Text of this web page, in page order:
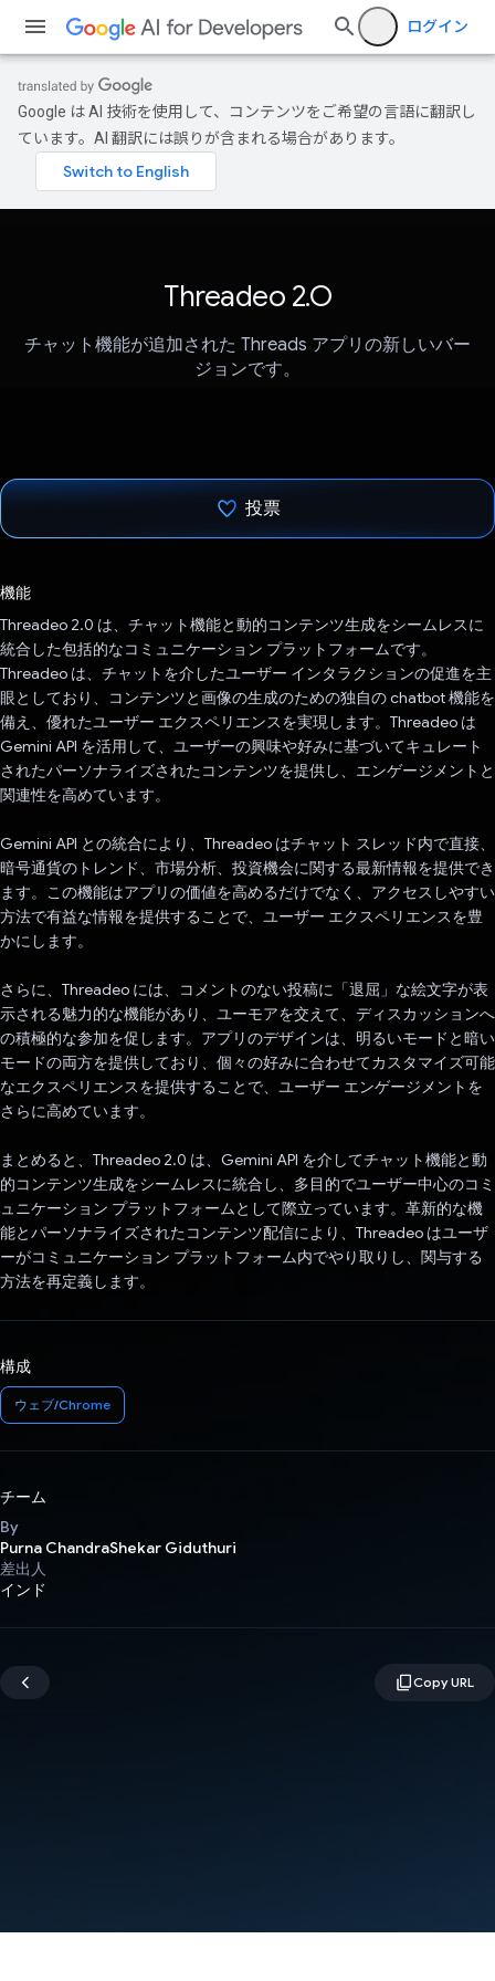
ログイン
Google は AI 技術を使用して、コンテンツをご希望の言語に翻訳し
ています。AI 翻訳には誤りが含まれる場合があります。
Threadeo 2.O
チャット機能が追加された Threads アプリの新しいバー
ジョンです。
投票
機能
Threadeo 2.0 は、チャット機能と動的コンテンツ生成をシームレスに
統合した包括的なコミュニケーション プラットフォームです。
Threadeo は、チャットを介したユーザー インタラクションの促進を主
眼としており、コンテンツと画像の生成のための独自の chatbot 機能を
備え、優れたユーザー エクスペリエンスを実現します。Threadeo は
Gemini API を活用して、ユーザーの興味や好みに基づいてキュレート
されたパーソナライズされたコンテンツを提供し、エンゲージメントと
関連性を高めています。
Gemini API との統合により、Threadeo はチャット スレッド内で直接、
暗号通貨のトレンド、市場分析、投資機会に関する最新情報を提供でき
ます。この機能はアプリの価値を高めるだけでなく、アクセスしやすい
方法で有益な情報を提供することで、ユーザー エクスペリエンスを豊
かにします。
さらに、Threadeo には、コメントのない投稿に「退屈」な絵文字が表
示される魅力的な機能があり、ユーモアを交えて、ディスカッションへ
の積極的な参加を促します。アプリのデザインは、明るいモードと暗い
モードの両方を提供しており、個々の好みに合わせてカスタマイズ可能
なエクスペリエンスを提供することで、ユーザー エンゲージメントを
さらに高めています。
まとめると、Threadeo 2.0 は、Gemini API を介してチャット機能と動
的コンテンツ生成をシームレスに統合し、多目的でユーザー中心のコミ
ュニケーション プラットフォームとして際立っています。革新的な機
能とパーソナライズされたコンテンツ配信により、Threadeo はユーザ
ーがコミュニケーション プラットフォーム内でやり取りし、関与する
方法を再定義します。
構成
ウェブ/Chrome
チーム
By
Purna ChandraShekar Giduthuri
差出人
インド